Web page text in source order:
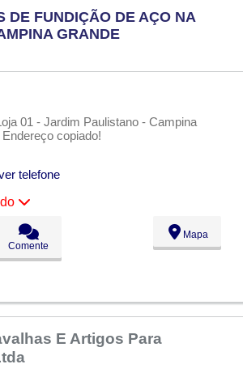
DE FUNDIÇÃO DE AÇO NA
GRANDE
01 - Jardim Paulistano - Campina
Endereço copiado!
telefone
- 18:00
- 18:00
- 18:00
Comente
Mapa
E Artigos Para